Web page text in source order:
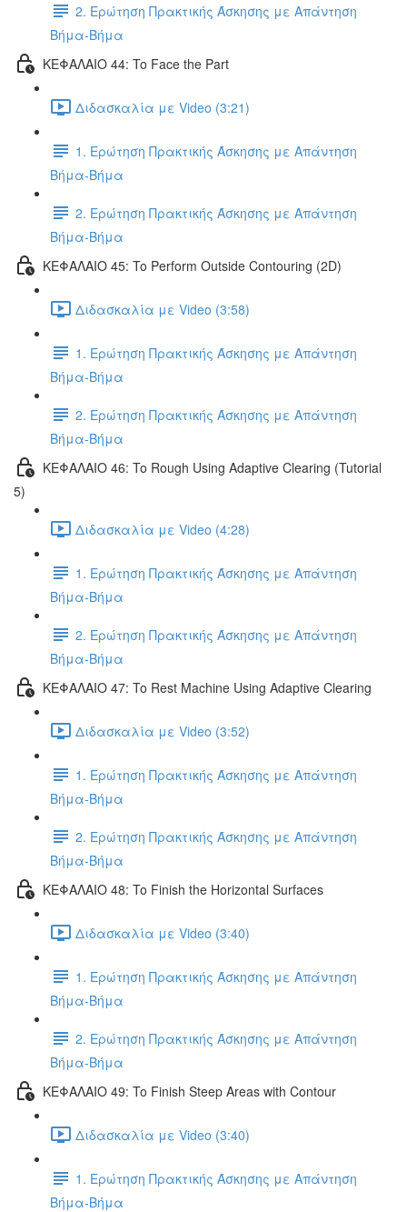
2. Ερώτηση Πρακτικής Άσκησης με Απάντηση
Βήμα-Βήμα
ΚΕΦΑΛΑΙΟ 44: To Face the Part
Διδασκαλία με Video (3:21)
1. Ερώτηση Πρακτικής Άσκησης με Απάντηση
Βήμα-Βήμα
2. Ερώτηση Πρακτικής Άσκησης με Απάντηση
Βήμα-Βήμα
ΚΕΦΑΛΑΙΟ 45: To Perform Outside Contouring (2D)
Διδασκαλία με Video (3:58)
1. Ερώτηση Πρακτικής Άσκησης με Απάντηση
Βήμα-Βήμα
2. Ερώτηση Πρακτικής Άσκησης με Απάντηση
Βήμα-Βήμα
ΚΕΦΑΛΑΙΟ 46: To Rough Using Adaptive Clearing (Tutorial
5)
Διδασκαλία με Video (4:28)
1. Ερώτηση Πρακτικής Άσκησης με Απάντηση
Βήμα-Βήμα
2. Ερώτηση Πρακτικής Άσκησης με Απάντηση
Βήμα-Βήμα
ΚΕΦΑΛΑΙΟ 47: To Rest Machine Using Adaptive Clearing
Διδασκαλία με Video (3:52)
1. Ερώτηση Πρακτικής Άσκησης με Απάντηση
Βήμα-Βήμα
2. Ερώτηση Πρακτικής Άσκησης με Απάντηση
Βήμα-Βήμα
ΚΕΦΑΛΑΙΟ 48: To Finish the Horizontal Surfaces
Διδασκαλία με Video (3:40)
1. Ερώτηση Πρακτικής Άσκησης με Απάντηση
Βήμα-Βήμα
2. Ερώτηση Πρακτικής Άσκησης με Απάντηση
Βήμα-Βήμα
ΚΕΦΑΛΑΙΟ 49: To Finish Steep Areas with Contour
Διδασκαλία με Video (3:40)
1. Ερώτηση Πρακτικής Άσκησης με Απάντηση
Βήμα-Βήμα